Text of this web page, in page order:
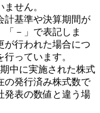
せん。
計基準や決算期間が
－」で表記しま
が行われた場合につ
っています。
中に実施された株式
の発行済み株式数で
発表の数値と違う場